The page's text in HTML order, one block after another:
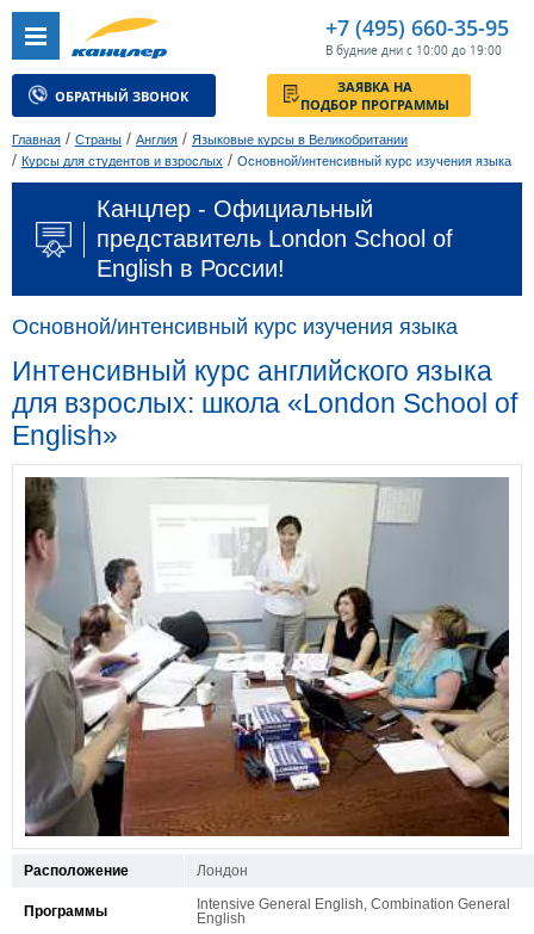
+7 (495) 660-35-95
В будние дни с 10:00 до 19:00
ОБРАТНЫЙ ЗВОНОК
ЗАЯВКА НА
ПОДБОР ПРОГРАММЫ
Главная / Страны / Англия / Языковые курсы в Великобритании
/ Курсы для студентов и взрослых / Основной/интенсивный курс изучения языка
Канцлер - Официальный
представитель London School of
English в России!
Основной/интенсивный курс изучения языка
Интенсивный курс английского языка
для взрослых: школа «London School of
English»
Расположение Лондон
Программы
Intensive General English, Combination General
English